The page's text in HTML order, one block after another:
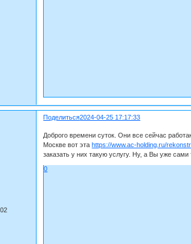
Поделиться2024-04-25 17:17:33
Доброго времени суток. Они все сейчас
Москве вот этаhttps://www.ac-holding.ru/
заказать у них такую услугу. Ну, а Вы уже сами
0